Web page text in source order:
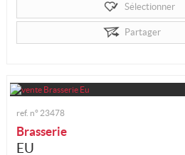
Sélectionner
Partager
ref. n° 23478
Brasserie
EU